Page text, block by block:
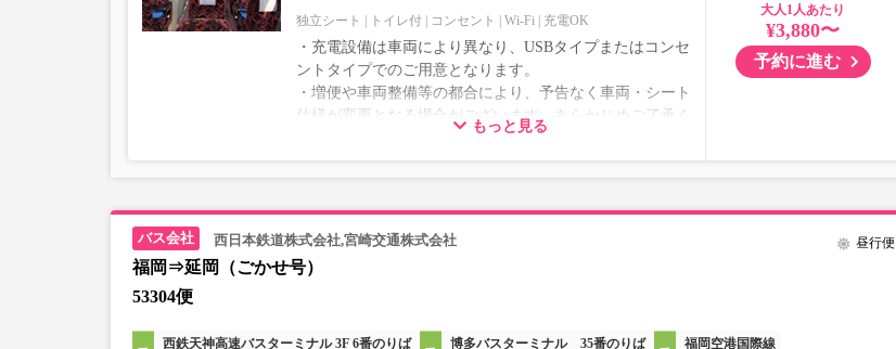
独立シート トイレ付 コンセント Wi-Fi 充電OK
・充電設備は車両により異なり、USBタイプまたはコンセ
ントタイプでのご用意となります。
・増便や車両整備等の都合により、予告なく車両・シート
仕様が変更となる場合がございます。あらかじめご了承く
もっと見る
大人
¥3,880〜
予約に進む
西日本鉄道株式会社,宮崎交通株式会社
福岡⇒延岡（ごかせ号）
53304便
昼行便
西鉄天神高速バスターミナル 3F 6番のりば
博多バスターミナル 35番のりば
福岡空港国際線